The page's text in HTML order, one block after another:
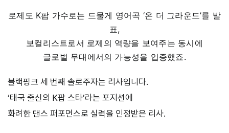
로제도 K팝 가수로는 드물게 영어곡 ‘온 더 그라운드’를 발
표,
보컬리스트로서 로제의 역량을 보여주는 동시에
글로벌 무대에서의 가능성을 입증했죠.
블랙핑크 세 번째 솔로주자는 리사입니다.
‘태국 출신의 K팝 스타’라는 포지션에
화려한 댄스 퍼포먼스로 실력을 인정받은 리사.